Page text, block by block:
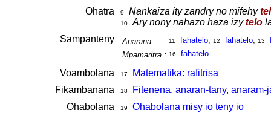
Ohatra 9 Nankaiza ity zandry no mifehy
10 Ary nony nahazo haza izytelo
Sampanteny
Anarana : 11 fahatelo, 12 fahatelo, 13
Mpamaritra : 16 fahatelo
Voambolana 17
Matematika: rafitrisa
Fikambanana
18
Fitenena, anaran-tany,
Ohabolana
19
Ohabolana misy io teny io